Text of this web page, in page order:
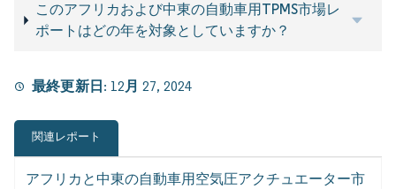
このアフリカおよび中東の自動車用TPMS市場レ
ポートはどの年を対象としていますか？
最終更新日: 12月 27, 2024
関連レポート
アフリカと中東の自動車用空気圧アクチュエーター市